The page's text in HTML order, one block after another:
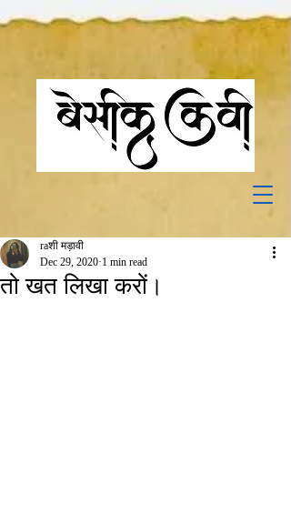
तो खत लिखा करों।
raशी मड़ावी
Dec 29, 2020 1 min read